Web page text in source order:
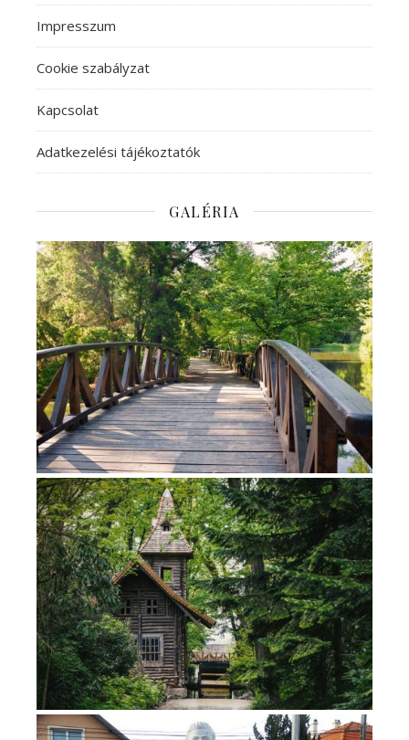
Impresszum
Cookie szabályzat
Kapcsolat
Adatkezelési tájékoztatók
GALÉRIA